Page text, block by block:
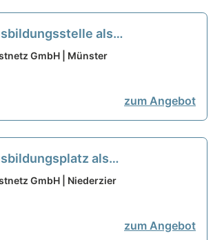
als
für Betriebstechnik
GmbH | Münster
zum Angebot
als
- Installation &
/
GmbH | Niederzier
zum Angebot